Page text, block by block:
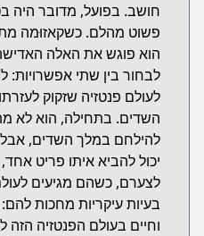
חושב. בפועל, מדובר היה
פשוט מהלם. כשקאזוּמה
הוא פוגש את האלה
לבחור בין שתי אפשרויות:
לעולם פנטזיה שזקוק
השדים. בתחילה, הוא לא
להילחם במלך השדים,
יכול להביא איתו פריט
לצערם, כשהם מגיעים
בעיות עיקריות מחכות
וחיים בעולם הפנטזיה הזה